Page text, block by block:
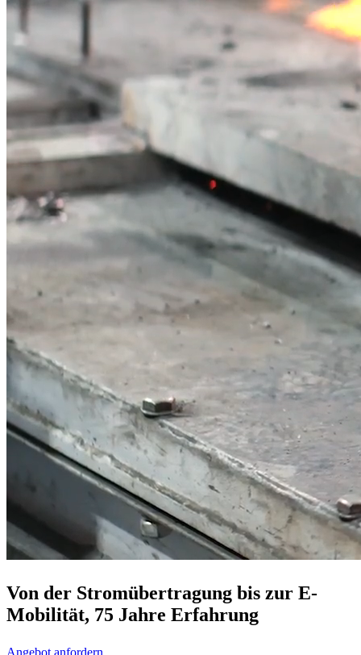
Von der Stromübertragung bis zur E-
Mobilität, 75 Jahre Erfahrung
Angebot anfordern